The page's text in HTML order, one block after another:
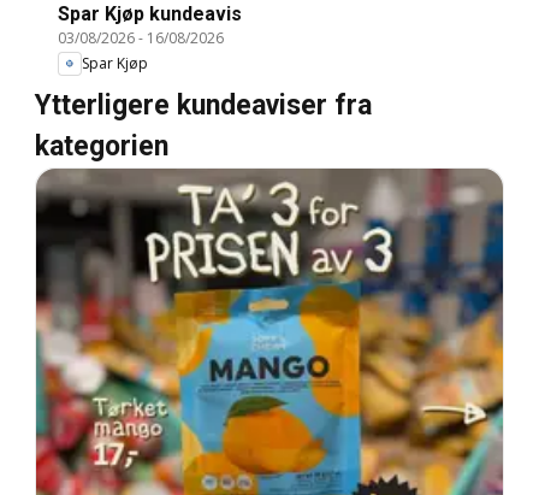
Spar Kjøp kundeavis
03/08/2026- 16/08/2026
Spar Kjøp
Ytterligere kundeaviser fra
kategorien